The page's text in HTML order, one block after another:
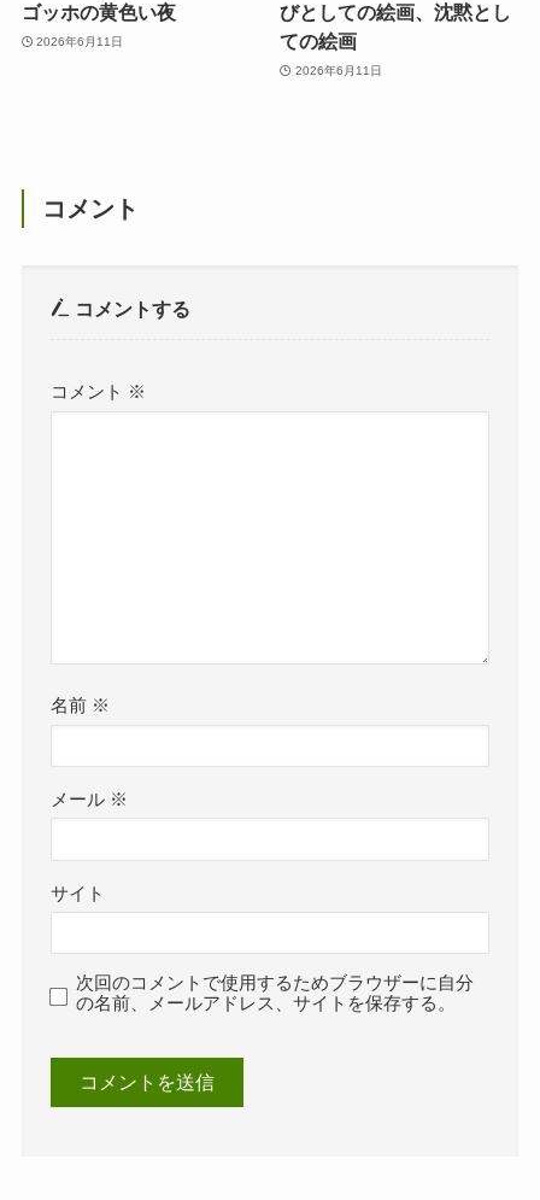
ゴッホの黄色い夜
2026年6月11日
びとしての絵画、沈黙とし
ての絵画
2026年6月11日
コメント
コメントする
コメント ※
名前 ※
メール ※
サイト
次回のコメントで使用するためブラウザーに自分
の名前、メールアドレス、サイトを保存する。